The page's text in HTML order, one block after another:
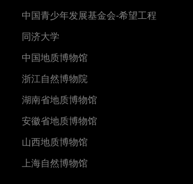
中国青少年发展基金会-希望工程
同济大学
中国地质博物馆
浙江自然博物院
湖南省地质博物馆
安徽省地质博物馆
山西地质博物馆
上海自然博物馆